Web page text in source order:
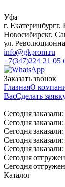
Уфа
г. Екатеринбургг.
Новосибирскг.
ул.
info@gkprom.ru
+7(347)224-21-05
Заказать звонок
ГлавнаяО
ВасСделать
Сегодня заказали:
Сегодня заказали:
Сегодня заказали:
Сегодня заказали:
Сегодня заказали:
Сегодня
Сегодня
Каталог